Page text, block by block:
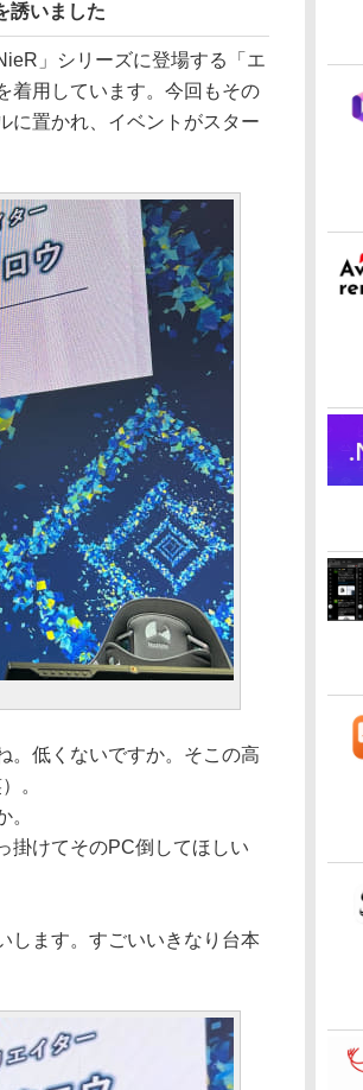
誘いました
」シリーズに登場する「エ
着用しています。今回もその
に置かれ、イベントがスター
。低くないですか。そこの高
。
。
けてそのPC倒してほしい
します。すごいいきなり台本